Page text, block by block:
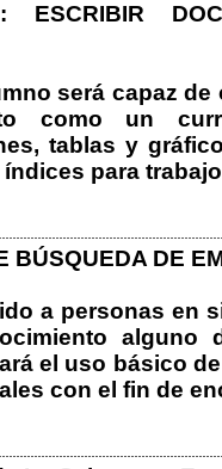
ESCRIBIR
será capaz
como un
tablas y
para
BÚSQUEDA DE
a personas en
alguno
el uso básico
con el fin de